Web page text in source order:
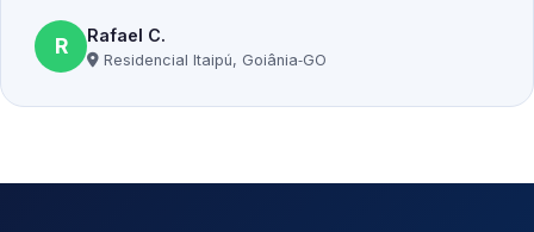
R Rafael C.
Residencial Itaipú, Goiânia‑GO